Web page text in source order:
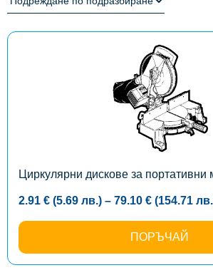
Циркулярни дискове за
2.91 € (5.69 лв.) – 79.10 € (154.71 лв.
ПОРЪЧАЙ
the
product
page